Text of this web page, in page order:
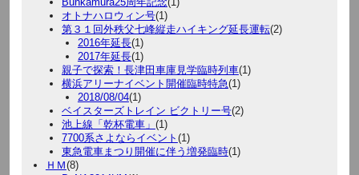
オトナハロウィン号(1)
第３１回外秩父七峰縦走ハイキング延長運転(2)
2016年延長(1)
2017年延長(1)
親子で探索！長津田車庫見学臨時列車(1)
横浜アリーナイベント開催臨時特急(1)
2018/08/04(1)
ベイスターズトレイン ビクトリー号(2)
池上線「乾杯電車」 (1)
7700系さよならイベント (1)
東急電車まつり開催に伴う増発臨時(1)
ＨＭ(8)